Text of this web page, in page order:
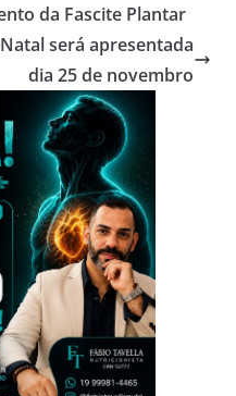
da Fascite Plantar
será apresentada
dia 25 de novembro